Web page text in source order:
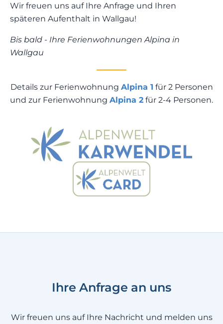
Wir freuen uns auf Ihre Anfrage und Ihren
späteren Aufenthalt in Wallgau!
Bis bald - Ihre Ferienwohnungen Alpina in
Wallgau
Details zur Ferienwohnung Alpina 1 für 2 Personen
und zur Ferienwohnung Alpina 2 für 2-4 Personen.
Ihre Anfrage an uns
Wir freuen uns auf Ihre Nachricht und melden uns